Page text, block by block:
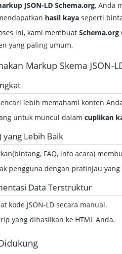
JSON-LD Schema.org, Anda
hasil kaya seperti
ini, kami membuat Schema.org
yang paling umum.
Markup Skema JSON-
lebih memahami konten
untuk muncul dalam cuplikan
yang Lebih Baik
FAQ, info acara)
pengguna dengan pratinjau yang
Data Terstruktur
kode JSON-LD secara manual.
yang dihasilkan ke HTML Anda.